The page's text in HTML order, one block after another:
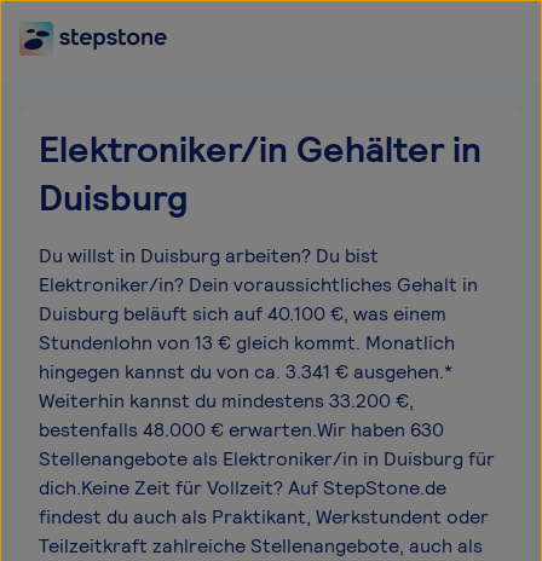
Elektroniker/in Gehälter in
Duisburg
Du willst in Duisburg arbeiten? Du bist
Elektroniker/in? Dein voraussichtliches Gehalt in
Duisburg beläuft sich auf 40.100 €, was einem
Stundenlohn von 13 € gleich kommt. Monatlich
hingegen kannst du von ca. 3.341 € ausgehen.*
Weiterhin kannst du mindestens 33.200 €,
bestenfalls 48.000 € erwarten.Wir haben 630
Stellenangebote als Elektroniker/in in Duisburg für
dich.Keine Zeit für Vollzeit? Auf StepStone.de
findest du auch als Praktikant, Werkstundent oder
Teilzeitkraft zahlreiche Stellenangebote, auch als